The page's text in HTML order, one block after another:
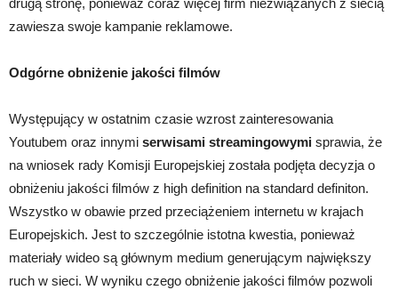
drugą stronę, ponieważ coraz więcej firm niezwiązanych z siecią
zawiesza swoje kampanie reklamowe.
Odgórne obniżenie jakości filmów
Występujący w ostatnim czasie wzrost zainteresowania
Youtubem oraz innymi serwisami streamingowymi sprawia, że
na wniosek rady Komisji Europejskiej została podjęta decyzja o
obniżeniu jakości filmów z high definition na standard definiton.
Wszystko w obawie przed przeciążeniem internetu w krajach
Europejskich. Jest to szczególnie istotna kwestia, ponieważ
materiały wideo są głównym medium generującym największy
ruch w sieci. W wyniku czego obniżenie jakości filmów pozwoli